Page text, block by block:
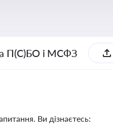
П(С)БО і МСФЗ
Ви дізнаєтесь: